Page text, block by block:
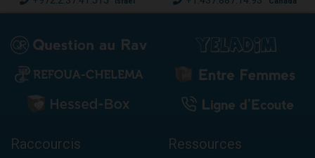
Raccourcis Ressources